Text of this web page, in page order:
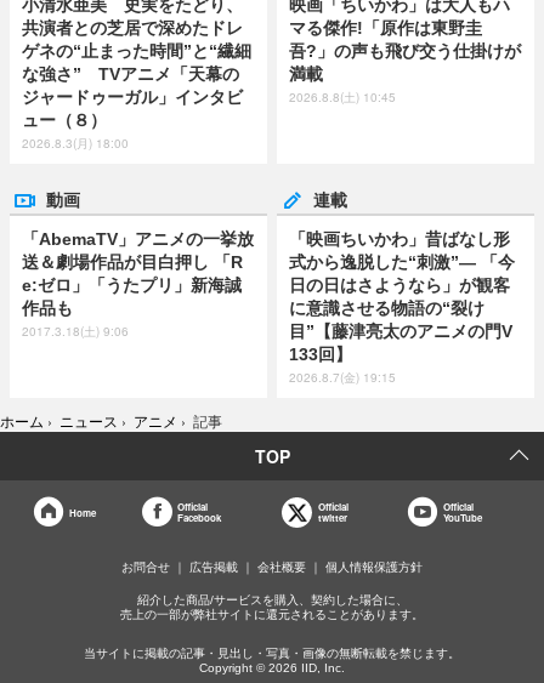
小清水亜美 史実をたどり、
共演者との芝居で深めたドレ
ゲネの“止まった時間”と“繊細
な強さ” TVアニメ「天幕の
ジャードゥーガル」インタビ
ュー（８）
2026.8.3(月) 18:00
映画「ちいかわ」は大人もハ
マる傑作!「原作は東野圭
吾?」の声も飛び交う仕掛けが
満載
2026.8.8(土) 10:45
動画
「AbemaTV」アニメの一挙放
送＆劇場作品が目白押し 「R
e:ゼロ」「うたプリ」新海誠
作品も
2017.3.18(土) 9:06
連載
「映画ちいかわ」昔ばなし形
式から逸脱した“刺激”― 「今
日の日はさようなら」が観客
に意識させる物語の“裂け
目”【藤津亮太のアニメの門V
133回】
2026.8.7(金) 19:15
ホーム › ニュース › アニメ › 記事
TOP
Home
Official
Facebook
Official
twitter
Official
YouTube
お問合せ 広告掲載 会社概要 個人情報保護方針
紹介した商品/サービスを購入、契約した場合に、
売上の一部が弊社サイトに還元されることがあります。
当サイトに掲載の記事・見出し・写真・画像の無断転載を禁じます。
Copyright © 2026 IID, Inc.